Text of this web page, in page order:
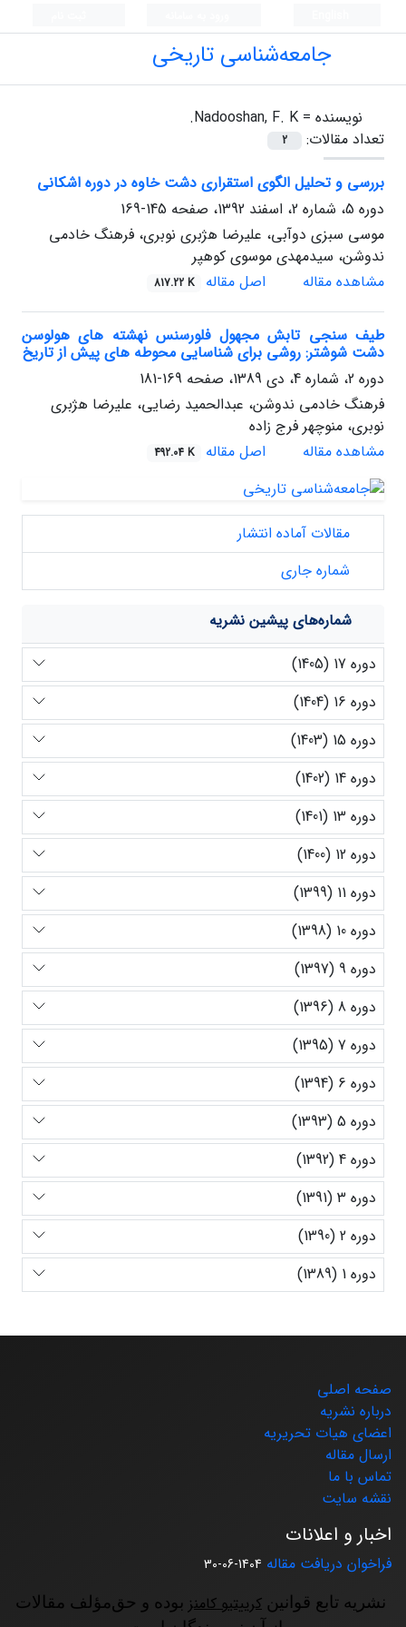
جامعه‌شناسی تاریخی
نویسنده = Nadooshan, F. K.
تعداد مقالات:
2
بررسی و تحلیل الگوی استقراری دشت خاوه در دوره اشکانی
دوره 5، شماره 2، اسفند 1392، صفحه
145-169
موسی سبزی دوآبی، علیرضا هژبری نوبری، فرهنگ خادمی
ندوشن، سیدمهدی موسوی کوهپر
مشاهده مقاله
اصل مقاله 817.22 K
طیف سنجی تابش مجهول فلورسنس نهشته های هولوسن
دشت شوشتر: روشی برای شناسایی محوطه های پیش از تاریخ
دوره 2، شماره 4، دی 1389، صفحه
169-181
فرهنگ خادمی ندوشن، عبدالحمید رضایی، علیرضا هژبری
نوبری، منوچهر فرج زاده
مشاهده مقاله
اصل مقاله 492.04 K
مقالات آماده انتشار
شماره جاری
شماره‌های پیشین نشریه
دوره 17 (1405)
دوره 16 (1404)
دوره 15 (1403)
دوره 14 (1402)
دوره 13 (1401)
دوره 12 (1400)
دوره 11 (1399)
دوره 10 (1398)
دوره 9 (1397)
دوره 8 (1396)
دوره 7 (1395)
دوره 6 (1394)
دوره 5 (1393)
دوره 4 (1392)
دوره 3 (1391)
دوره 2 (1390)
دوره 1 (1389)
صفحه اصلی
درباره نشریه
اعضای هیات تحریریه
ارسال مقاله
تماس با ما
نقشه سایت
اخبار و اعلانات
فراخوان دریافت مقاله 1404-06-30
نشریه تابع قوانین کرییتیو کامنز بوده و حق‌مؤلف مقالات